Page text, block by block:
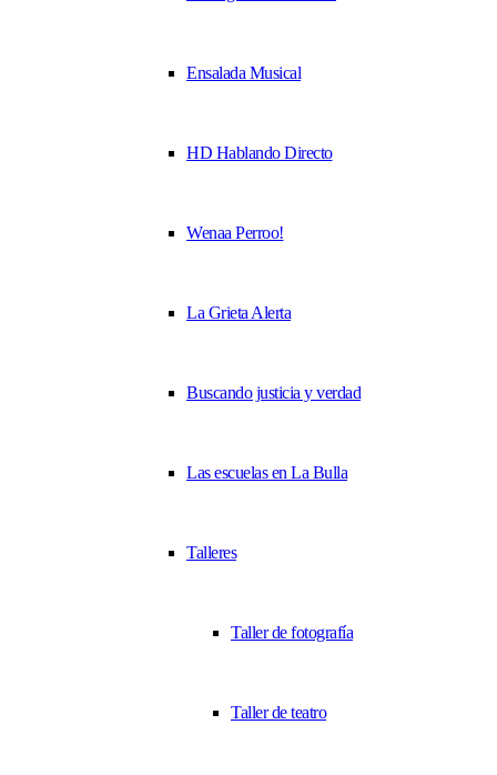
Ensalada Musical
HD Hablando Directo
Wenaa Perroo!
La Grieta Alerta
Buscando justicia y verdad
Las escuelas en La Bulla
Talleres
Taller de fotografía
Taller de teatro